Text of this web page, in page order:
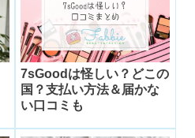
7sGoodは怪しい？どこの
国？支払い方法＆届かな
い口コミも